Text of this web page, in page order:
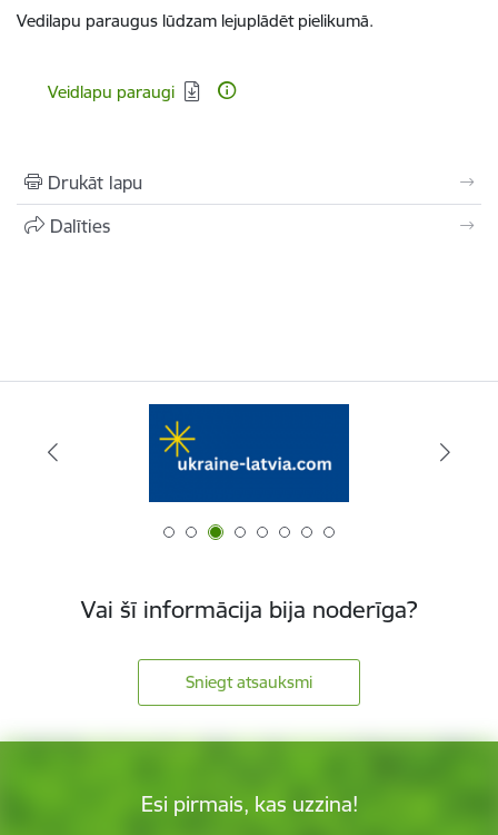
Vedilapu paraugus lūdzam lejuplādēt pielikumā.
Lejupielādēt:
Veidlapu paraugi
Drukāt lapu
Dalīties
Vai šī informācija bija noderīga?
Sniegt atsauksmi
Esi pirmais, kas uzzina!